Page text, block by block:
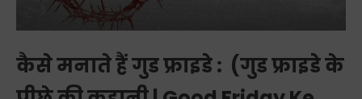
कैसे मनाते हैं गुड फ्राइडे : (गुड फ्राइडे के